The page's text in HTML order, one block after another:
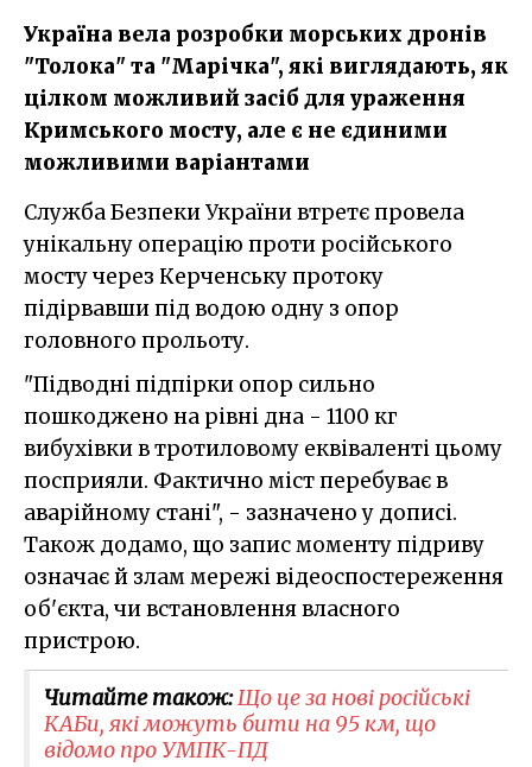
Україна вела розробки морських дронів
"Толока" та "Марічка", які виглядають, як
цілком можливий засіб для ураження
Кримського мосту, але є не єдиними
можливими варіантами
Служба Безпеки України втретє провела
унікальну операцію проти російського
мосту через Керченську протоку
підірвавши під водою одну з опор
головного прольоту.
"Підводні підпірки опор сильно
пошкоджено на рівні дна - 1100 кг
вибухівки в тротиловому еквіваленті цьому
посприяли. Фактично міст перебуває в
аварійному стані", - зазначено у дописі.
Також додамо, що запис моменту підриву
означає й злам мережі відеоспостереження
об'єкта, чи встановлення власного
пристрою.
Читайте також:Що це за нові російські
КАБи, які можуть бити на 95 км, що
відомо про УМПК-ПД